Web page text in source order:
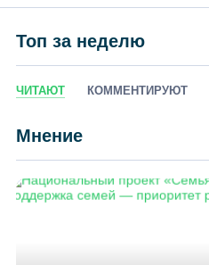
Топ за неделю
ЧИТАЮТ КОММЕНТИРУЮТ
Мнение